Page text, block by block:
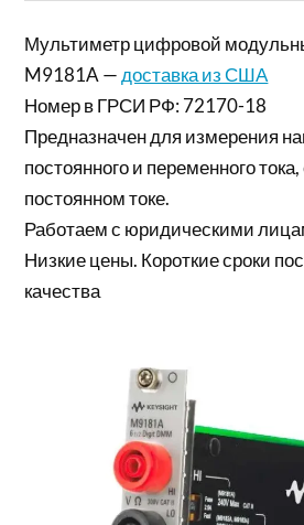
Мультиметр цифровой
M9181A — доставка из США
Номер в ГРСИ РФ: 72170-18
Предназначен для измерения
постоянного и переменного
постоянном токе.
Работаем с юридическими
Низкие цены. Короткие сроки
качества